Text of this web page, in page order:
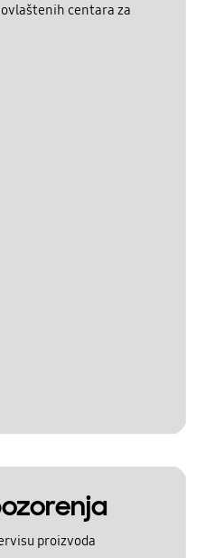
centara za
proizvoda